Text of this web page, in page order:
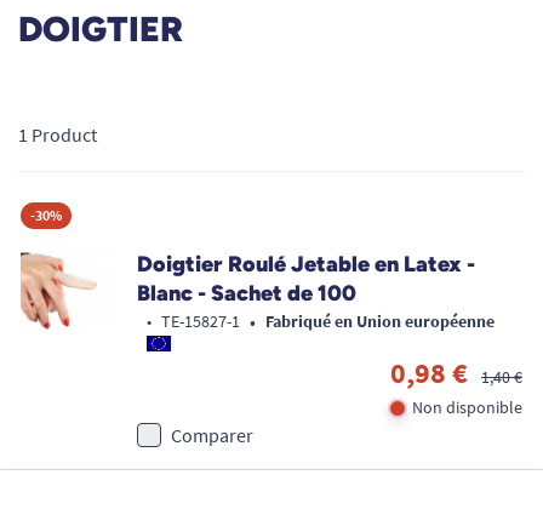
DOIGTIER
1 Product
-30%
Doigtier Roulé Jetable en Latex -
Blanc - Sachet de 100
• TE-15827-1 • Fabriqué en Union européenne
0,98 €
1,40 €
Non disponible
Comparer